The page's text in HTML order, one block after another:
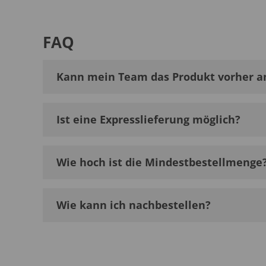
FAQ
Kann mein Team das Produkt vorher
Ist eine Expresslieferung möglich?
Wie hoch ist die
Wie kann ich nachbestellen?